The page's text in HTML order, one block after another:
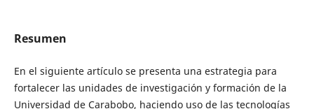
Resumen
En el siguiente artículo se presenta una estrategia para
fortalecer las unidades de investigación y formación de la
Universidad de Carabobo, haciendo uso de las tecnologías